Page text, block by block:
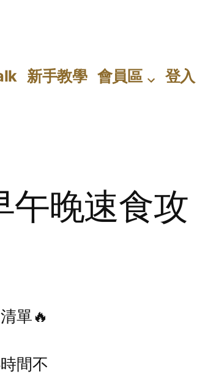
新手教學 會員區 登入
午晚速食攻
單🔥
間不